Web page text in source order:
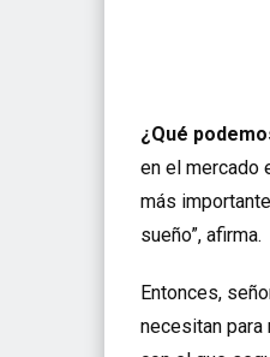
¿Qué
en el mercado
más
sueño”, afirma.
Entonces,
necesitan para